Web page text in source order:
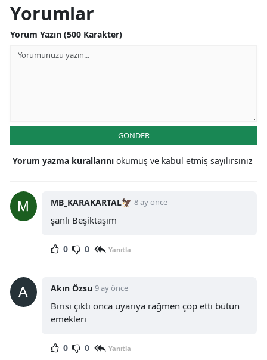
Yorumlar
Yorum Yazın (500 Karakter)
GÖNDER
Yorum yazma kurallarını okumuş ve kabul etmiş sayılırsınız
MB_KARAKARTAL🦅 8 ay önce
şanlı Beşiktaşım
0 0 Yanıtla
Akın Özsu 9 ay önce
Birisi çıktı onca uyarıya rağmen çöp etti bütün
emekleri
0 0 Yanıtla